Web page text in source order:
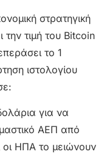
στρατηγική
τιμή του Bitcoin
το 1
ιστολογίου
για να
ΑΕΠ από
ΗΠΑ το μειώνουν